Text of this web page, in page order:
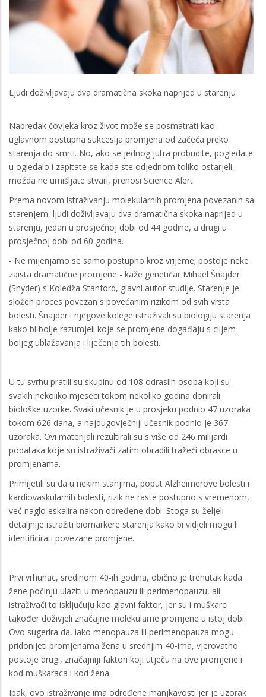
Ljudi doživljavaju dva dramatična skoka naprijed u starenju
Napredak čovjeka kroz život može se posmatrati kao
uglavnom postupna sukcesija promjena od začeća preko
starenja do smrti. No, ako se jednog jutra probudite, pogledate
u ogledalo i zapitate se kada ste odjednom toliko ostarjeli,
možda ne umišljate stvari, prenosi Science Alert.
Prema novom istraživanju molekularnih promjena povezanih sa
starenjem, ljudi doživljavaju dva dramatična skoka naprijed u
starenju, jedan u prosječnoj dobi od 44 godine, a drugi u
prosječnoj dobi od 60 godina.
- Ne mijenjamo se samo postupno kroz vrijeme; postoje neke
zaista dramatične promjene - kaže genetičar Mihael Šnajder
(Snyder) s Koledža Stanford, glavni autor studije. Starenje je
složen proces povezan s povećanim rizikom od svih vrsta
bolesti. Šnajder i njegove kolege istraživali su biologiju starenja
kako bi bolje razumjeli koje se promjene događaju s ciljem
boljeg ublažavanja i liječenja tih bolesti.
U tu svrhu pratili su skupinu od 108 odraslih osoba koji su
svakih nekoliko mjeseci tokom nekoliko godina donirali
biološke uzorke. Svaki učesnik je u prosjeku podnio 47 uzoraka
tokom 626 dana, a najdugovječniji učesnik podnio je 367
uzoraka. Ovi materijali rezultirali su s više od 246 milijardi
podataka koje su istraživači zatim obradili tražeći obrasce u
promjenama.
Primijetili su da u nekim stanjima, poput Alzheimerove bolesti i
kardiovaskularnih bolesti, rizik ne raste postupno s vremenom,
već naglo eskalira nakon određene dobi. Stoga su željeli
detaljnije istražiti biomarkere starenja kako bi vidjeli mogu li
identificirati povezane promjene.
Prvi vrhunac, sredinom 40-ih godina, obično je trenutak kada
žene počinju ulaziti u menopauzu ili perimenopauzu, ali
istraživači to isključuju kao glavni faktor, jer su i muškarci
također doživjeli značajne molekularne promjene u istoj dobi.
Ovo sugerira da, iako menopauza ili perimenopauza mogu
pridonijeti promjenama žena u srednjim 40-ima, vjerovatno
postoje drugi, značajniji faktori koji utječu na ove promjene i
kod muškaraca i kod žena.
Ipak, ovo istraživanje ima određene manjkavosti jer je uzorak